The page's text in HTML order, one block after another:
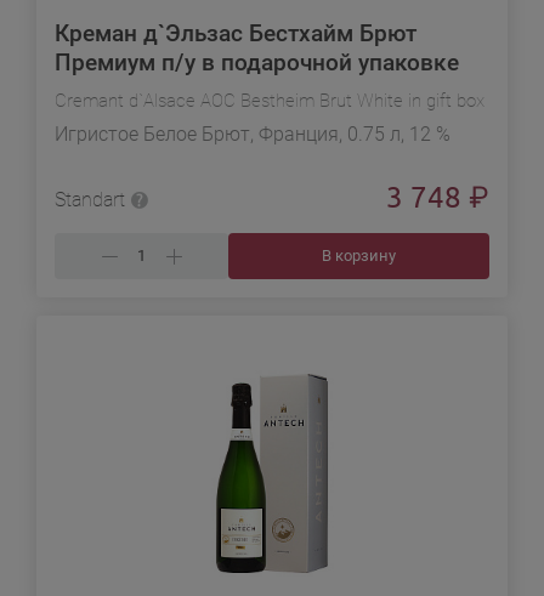
Креман д`Эльзас Бестхайм Брют
Премиум п/у в подарочной упаковке
Cremant d`Alsace AOC Bestheim Brut White in gift box
Игристое Белое Брют, Франция, 0.75 л, 12 %
Standart 3 748 ₽
В корзину